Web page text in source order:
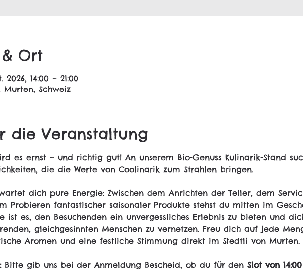
Ort
2026, 14:00 – 21:00
Murten, Schweiz
die Veranstaltung
es ernst – und richtig gut! An unserem Bio-Genuss Kulinarik-Stand
die die Werte von Coolinarik zum Strahlen bringen.
dich pure Energie: Zwischen dem Anrichten der Teller, dem
Probieren fantastischer saisonaler Produkte stehst du mitten im
ist es, den Besuchenden ein unvergessliches Erlebnis zu bieten und
gleichgesinnten Menschen zu vernetzen. Freu dich auf jede
Aromen und eine festliche Stimmung direkt im Stedtli von Murten.
Bitte gib uns bei der Anmeldung Bescheid, ob du für den Slot von